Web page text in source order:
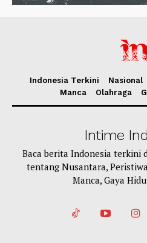
Indonesia Terkini Nasional
Manca
Olahraga
Intime
Baca berita Indonesia terkini
tentang Nusantara,
Manca, Gaya